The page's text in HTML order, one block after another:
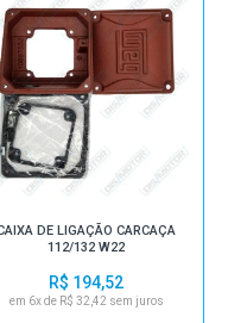
DE LIGAÇÃO CARCAÇA
112/132 W22
R$ 194,52
em 6x de R$ 32,42 sem juros